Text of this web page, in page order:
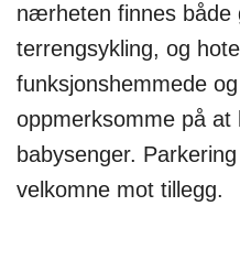
nærheten finnes både
terrengsykling, og
funksjonshemmede
oppmerksomme på at
babysenger.
velkomne mot tillegg.